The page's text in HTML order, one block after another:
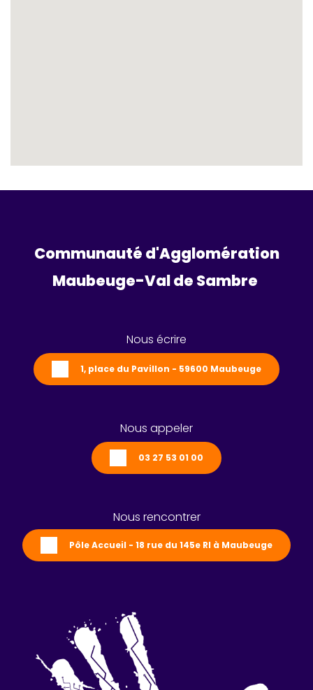
Communauté d'Agglomération
Maubeuge-Val de Sambre
Nous écrire
1, place du Pavillon - 59600 Maubeuge
Nous appeler
03 27 53 01 00
Nous rencontrer
Pôle Accueil - 18 rue du 145e RI à Maubeuge